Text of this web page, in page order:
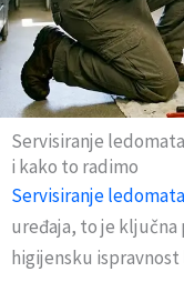
Servisiranje
i kako to radimo
Servisiranje ledomata
uređaja, to je ključna
higijensku